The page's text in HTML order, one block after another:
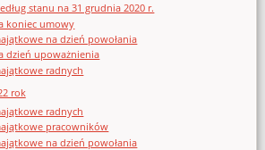
stanu na 31 grudnia 2020 r.
koniec umowy
na dzień powołania
dzień upoważnienia
radnych
rok
radnych
pracowników
na dzień powołania